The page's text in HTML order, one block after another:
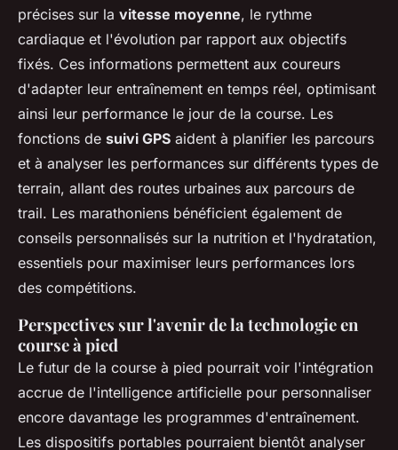
précises sur la vitesse moyenne, le rythme
cardiaque et l'évolution par rapport aux objectifs
fixés. Ces informations permettent aux coureurs
d'adapter leur entraînement en temps réel, optimisant
ainsi leur performance le jour de la course. Les
fonctions de suivi GPS aident à planifier les parcours
et à analyser les performances sur différents types de
terrain, allant des routes urbaines aux parcours de
trail. Les marathoniens bénéficient également de
conseils personnalisés sur la nutrition et l'hydratation,
essentiels pour maximiser leurs performances lors
des compétitions.
Perspectives sur l'avenir de la technologie en
course à pied
Le futur de la course à pied pourrait voir l'intégration
accrue de l'intelligence artificielle pour personnaliser
encore davantage les programmes d'entraînement.
Les dispositifs portables pourraient bientôt analyser